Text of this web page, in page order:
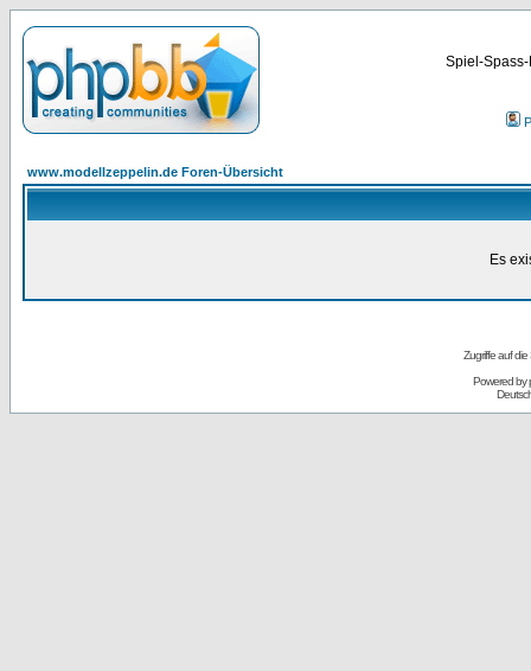
Spiel-
www.modellzeppelin.de Foren-Übersicht
Es
Zugriffe auf
Powered by